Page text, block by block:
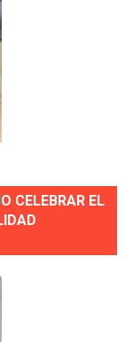
CELEBRAR EL